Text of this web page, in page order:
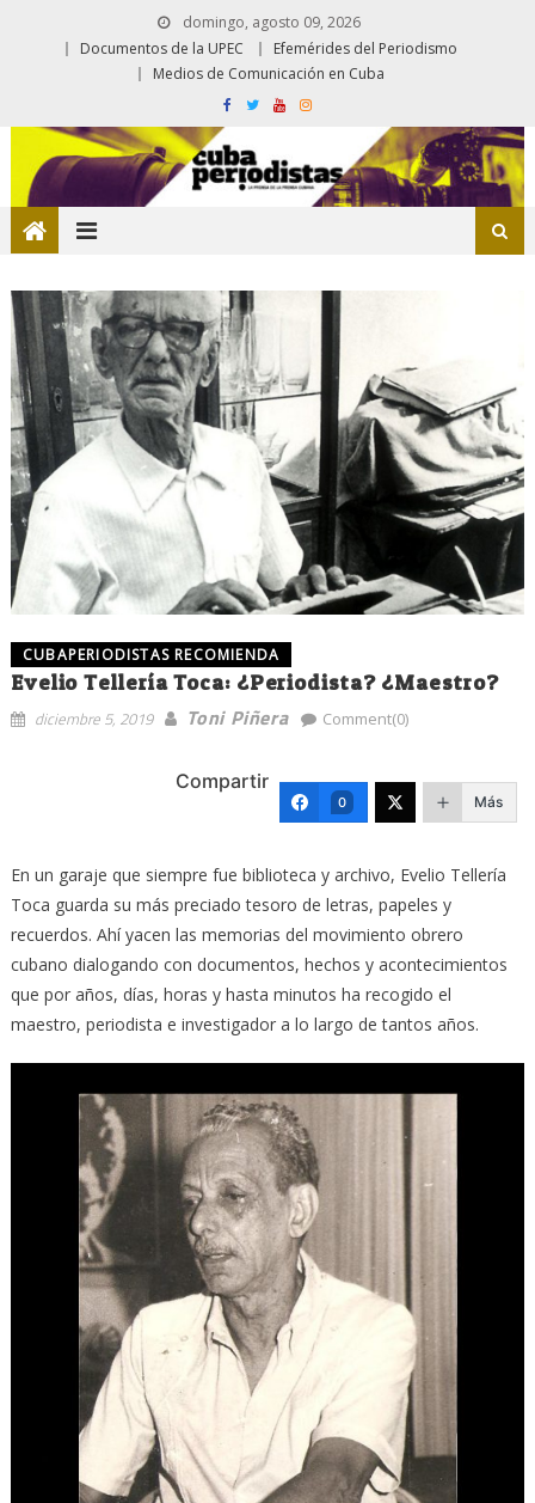
domingo, agosto 09, 2026
Documentos de la UPEC
Efemérides del Periodismo
Medios de Comunicación en Cuba
CUBAPERIODISTAS RECOMIENDA
Evelio Tellería Toca: ¿Periodista? ¿Maestro?
diciembre 5, 2019 Toni Piñera Comment(0)
Compartir
0 Más
En un garaje que siempre fue biblioteca y archivo, Evelio Tellería
Toca guarda su más preciado tesoro de letras, papeles y
recuerdos. Ahí yacen las memorias del movimiento obrero
cubano dialogando con documentos, hechos y acontecimientos
que por años, días, horas y hasta minutos ha recogido el
maestro, periodista e investigador a lo largo de tantos años.